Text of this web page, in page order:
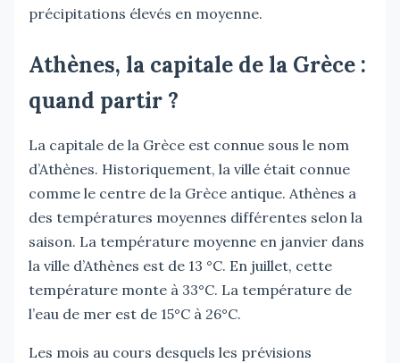
précipitations élevés en moyenne.
Athènes, la capitale de la Grèce :
quand partir ?
La capitale de la Grèce est connue sous le nom
d’Athènes. Historiquement, la ville était connue
comme le centre de la Grèce antique. Athènes a
des températures moyennes différentes selon la
saison. La température moyenne en janvier dans
la ville d’Athènes est de 13 °C. En juillet, cette
température monte à 33°C. La température de
l’eau de mer est de 15°C à 26°C.
Les mois au cours desquels les prévisions